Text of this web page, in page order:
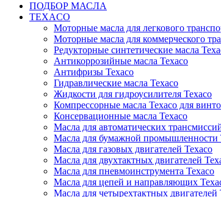
ПОДБОР МАСЛА
TEXACO
Моторные масла для легкового
Моторные масла для коммерческого
Редукторные синтетические масла
Антикоррозийные масла Texaco
Антифризы Texaco
Гидравлические масла Texaco
Жидкости для гидроусилителя Texaco
Компрессорные масла Texaco для
Консервационные масла Texaco
Масла для автоматических
Масла для бумажной
Масла для газовых двигателей Texaco
Масла для двухтактных двигателей
Масла для пневмоинструмента Texaco
Масла для цепей и направляющих
Масла для четырехтактных двигателей